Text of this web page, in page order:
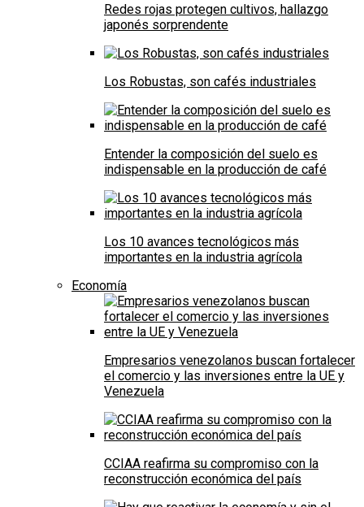
Redes rojas protegen cultivos, hallazgo
japonés sorprendente
Los Robustas, son cafés industriales
Entender la composición del suelo es
indispensable en la producción de café
Los 10 avances tecnológicos más
importantes en la industria agrícola
Economía
Empresarios venezolanos buscan fortalecer
el comercio y las inversiones entre la UE y
Venezuela
CCIAA reafirma su compromiso con la
reconstrucción económica del país